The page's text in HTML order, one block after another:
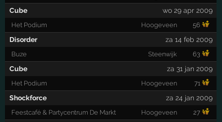
Cube wo 29 apr 2009
Het Podium Hoogeveen 56
Disorder za 14 feb 2009
Buze Steenwijk 63
Cube za 31 jan 2009
Het Podium Hoogeveen 71
Shockforce za 24 jan 2009
Feestcafé & Partycentrum De Markt Hoogeveen 27